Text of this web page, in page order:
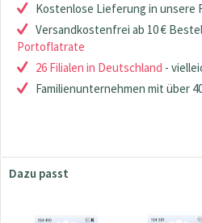
Kostenlose Lieferung in unsere
Versandkostenfrei ab 10 €
Portoflatrate
26 Filialen in Deutschland -
Familienunternehmen mit über
Dazu passt